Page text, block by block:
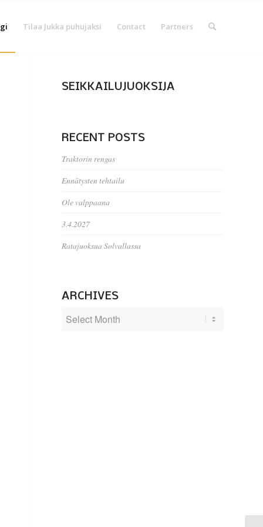
Tilaa Jukka puhujaksi Contact Partners
SEIKKAILUJUOKSIJA
RECENT POSTS
Traktorin rengas
Ennätysten tehtailu
Ole valppaana
3.4.2027
Ratajuoksua Solvallassa
ARCHIVES